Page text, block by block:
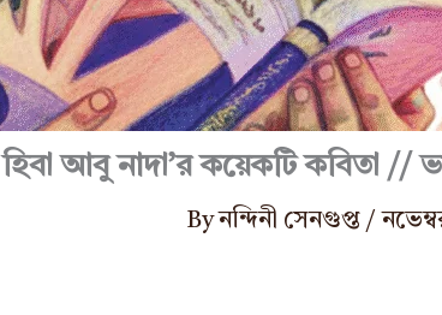
হিবা আবু নাদা’র কয়েকটি কবিতা //
Byনন্দিনী সেনগুপ্ত /